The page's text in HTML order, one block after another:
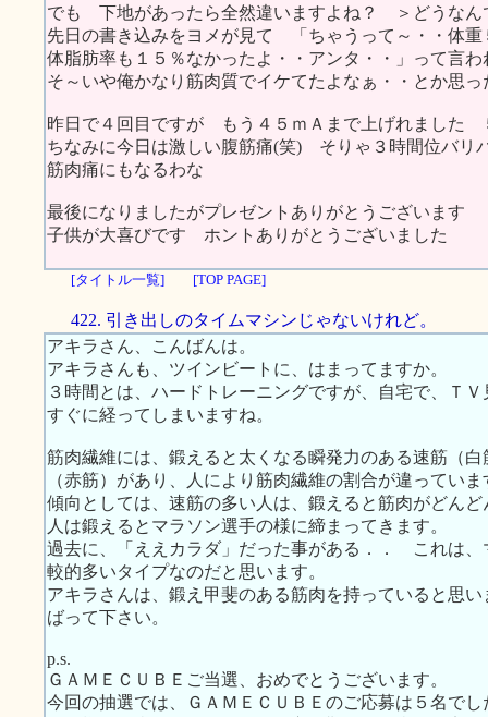
でも 下地があったら全然違いますよね？ ＞どうなん
先日の書き込みをヨメが見て 「ちゃうって～・・体重
体脂肪率も１５％なかったよ・・アンタ・・」って言
そ～いや俺かなり筋肉質でイケてたよなぁ・・とか思
昨日で４回目ですが もう４５ｍＡまで上げれました
ちなみに今日は激しい腹筋痛(笑) そりゃ３時間位バリ
筋肉痛にもなるわな
最後になりましたがプレゼントありがとうございます
子供が大喜びです ホントありがとうございました
[タイトル一覧] [TOP PAGE]
422. 引き出しのタイムマシンじゃないけれど。
アキラさん、こんばんは。
アキラさんも、ツインビートに、はまってますか。
３時間とは、ハードトレーニングですが、自宅で、Ｔ
すぐに経ってしまいますね。
筋肉繊維には、鍛えると太くなる瞬発力のある速筋（
（赤筋）があり、人により筋肉繊維の割合が違っていま
傾向としては、速筋の多い人は、鍛えると筋肉がどん
人は鍛えるとマラソン選手の様に締まってきます。
過去に、「ええカラダ」だった事がある．． これは、
較的多いタイプなのだと思います。
アキラさんは、鍛え甲斐のある筋肉を持っていると思
ばって下さい。
p.s.
ＧＡＭＥＣＵＢＥご当選、おめでとうございます。
今回の抽選では、ＧＡＭＥＣＵＢＥのご応募は５名でし